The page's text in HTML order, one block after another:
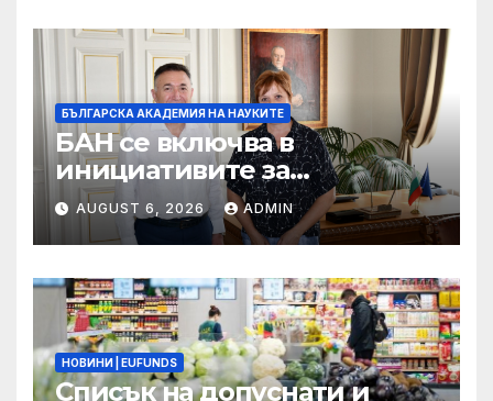
БЪЛГАРСКА АКАДЕМИЯ НА НАУКИТЕ
БАН се включва в
инициативите за
отбелязване 190 години от
рождението на Васил
Левски
AUGUST 6, 2026 ADMIN
НОВИНИ | EUFUNDS
Списък на допуснати и